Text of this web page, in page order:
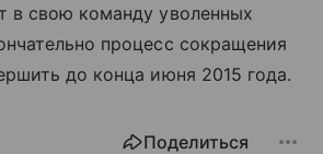
в свою команду уволенных
процесс сокращения
до конца июня 2015 года.
Поделиться